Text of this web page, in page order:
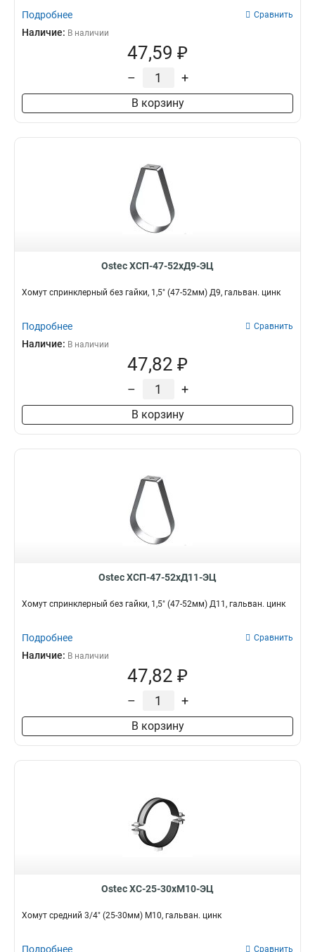
Подробнее Сравнить
Наличие: В наличии
47,59 ₽
– +
В корзину
Ostec ХСП-47-52хД9-ЭЦ
Хомут спринклерный без гайки, 1,5" (47-52мм) Д9, гальван. цинк
Подробнее Сравнить
Наличие: В наличии
47,82 ₽
– +
В корзину
Ostec ХСП-47-52хД11-ЭЦ
Хомут спринклерный без гайки, 1,5" (47-52мм) Д11, гальван. цинк
Подробнее Сравнить
Наличие: В наличии
47,82 ₽
– +
В корзину
Ostec ХС-25-30хМ10-ЭЦ
Хомут средний 3/4" (25-30мм) М10, гальван. цинк
Подробнее Сравнить